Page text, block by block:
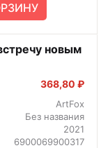
новым
368,80 ₽
ArtFox
Без названия
2021
6900069900317